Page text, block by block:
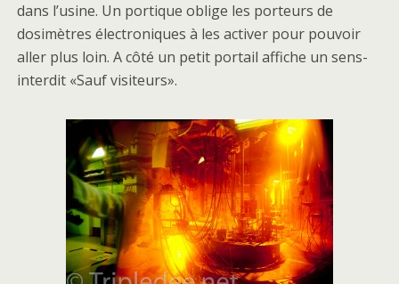
dans l’usine. Un portique oblige les porteurs de
dosimètres électroniques à les activer pour pouvoir
aller plus loin. A côté un petit portail affiche un sens-
interdit «Sauf visiteurs».